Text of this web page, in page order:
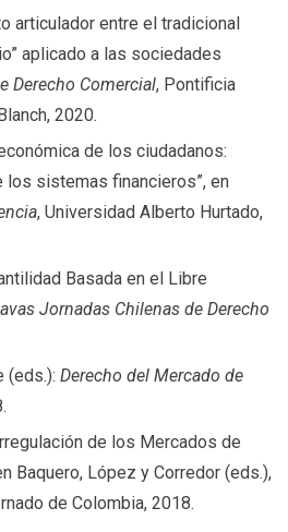
articulador entre el tradicional
aplicado a las sociedades
Derecho Comercial, Pontificia
2020.
de los ciudadanos:
sistemas financieros”, en
, Universidad Alberto Hurtado,
Basada en el Libre
Jornadas Chilenas de Derecho
(eds.):Derecho del Mercado de
de los Mercados de
Baquero, López y Corredor (eds.),
de Colombia, 2018.